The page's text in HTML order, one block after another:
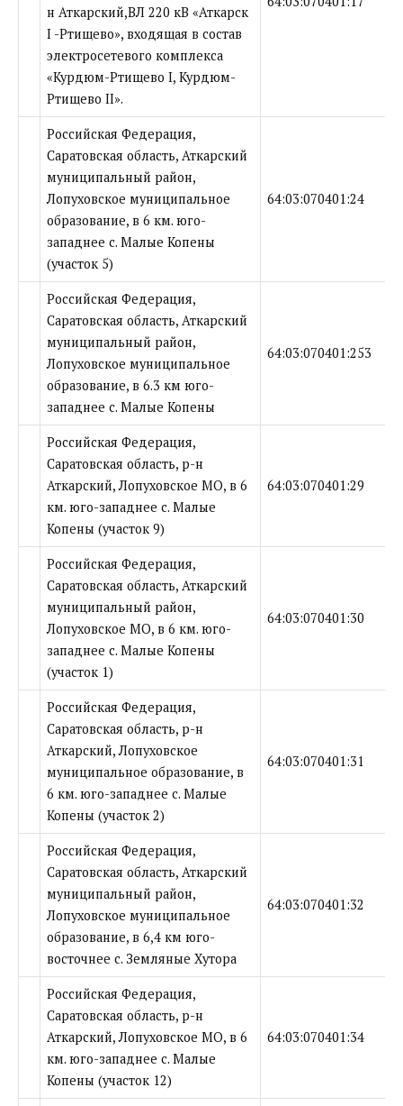
н Аткарский,ВЛ 220 кВ «Аткарск
I -Ртищево», входящая в состав
электросетевого комплекса
«Курдюм-Ртищево I, Курдюм-
Ртищево II».
Российская Федерация,
Саратовская область, Аткарский
муниципальный район,
Лопуховское муниципальное
образование, в 6 км. юго-
западнее с. Малые Копены
(участок 5)
64:03:070401:24
Российская Федерация,
Саратовская область, Аткарский
муниципальный район,
Лопуховское муниципальное
образование, в 6.3 км юго-
западнее с. Малые Копены
64:03:070401:253
Российская Федерация,
Саратовская область, р-н
Аткарский, Лопуховское МО, в 6
км. юго-западнее с. Малые
Копены (участок 9)
64:03:070401:29
Российская Федерация,
Саратовская область, Аткарский
муниципальный район,
Лопуховское МО, в 6 км. юго-
западнее с. Малые Копены
(участок 1)
64:03:070401:30
Российская Федерация,
Саратовская область, р-н
Аткарский, Лопуховское
муниципальное образование, в
6 км. юго-западнее с. Малые
Копены (участок 2)
64:03:070401:31
Российская Федерация,
Саратовская область, Аткарский
муниципальный район,
Лопуховское муниципальное
образование, в 6,4 км юго-
восточнее с. Земляные Хутора
64:03:070401:32
Российская Федерация,
Саратовская область, р-н
Аткарский, Лопуховское МО, в 6
км. юго-западнее с. Малые
Копены (участок 12)
64:03:070401:34